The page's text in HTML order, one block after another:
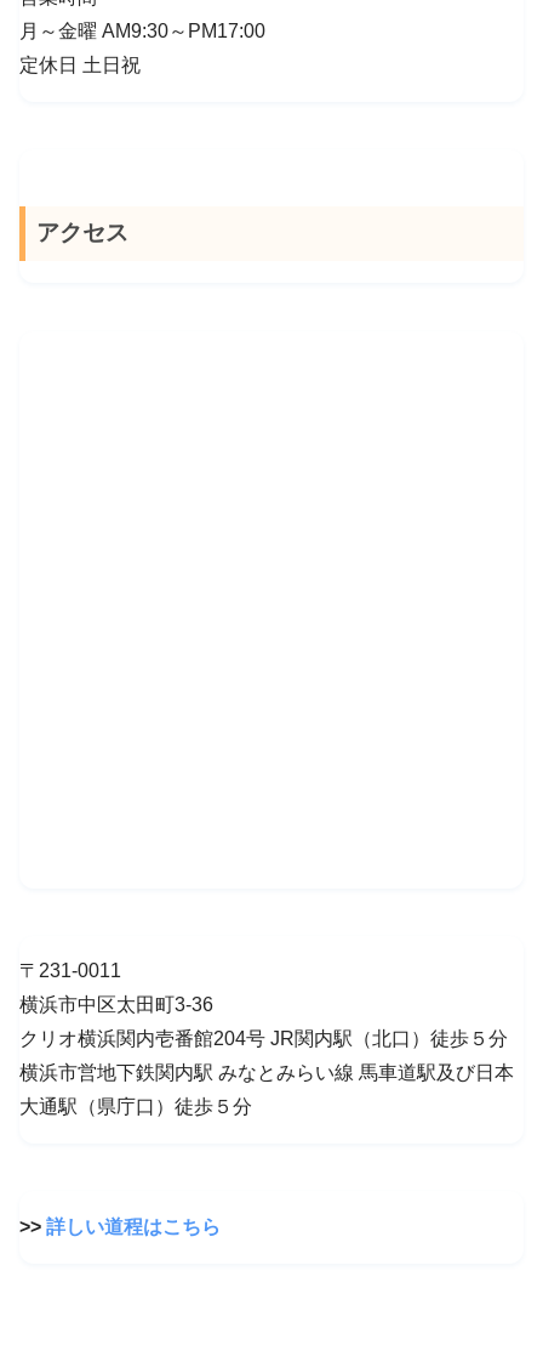
月～金曜 AM9:30～PM17:00
定休日 土日祝
アクセス
〒231-0011
横浜市中区太田町3-36
クリオ横浜関内壱番館204号 JR関内駅（北口）徒歩５分
横浜市営地下鉄関内駅 みなとみらい線 馬車道駅及び日本
大通駅（県庁口）徒歩５分
>> 詳しい道程はこちら